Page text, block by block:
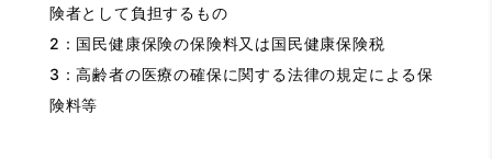
険者として負担するもの
2：国民健康保険の保険料又は国民健康保険税
3：高齢者の医療の確保に関する法律の規定による保
険料等